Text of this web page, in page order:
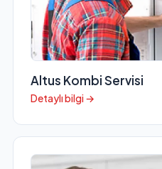
Altus Kombi Servisi
Detaylı bilgi →